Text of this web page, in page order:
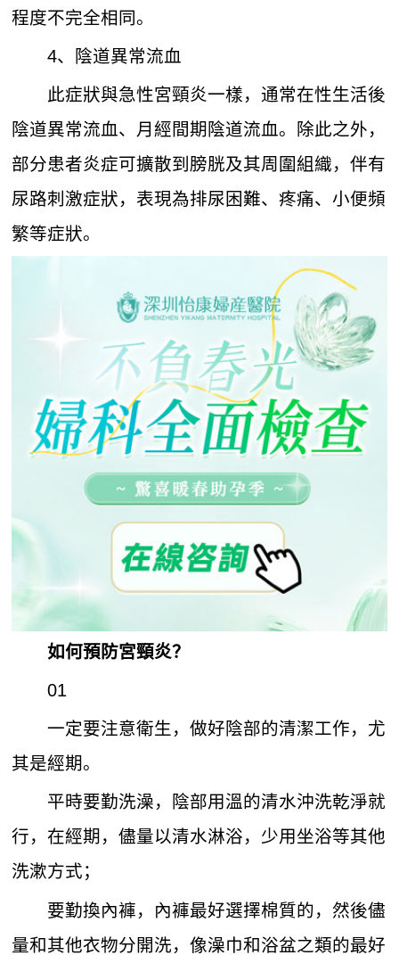
程度不完全相同。
4、陰道異常流血
此症狀與急性宮頸炎一樣，通常在性生活後
陰道異常流血、月經間期陰道流血。除此之外，
部分患者炎症可擴散到膀胱及其周圍組織，伴有
尿路刺激症狀，表現為排尿困難、疼痛、小便頻
繁等症狀。
如何預防宮頸炎？
01
一定要注意衛生，做好陰部的清潔工作，尤
其是經期。
平時要勤洗澡，陰部用溫的清水沖洗乾淨就
行，在經期，儘量以清水淋浴，少用坐浴等其他
洗漱方式；
要勤換內褲，內褲最好選擇棉質的，然後儘
量和其他衣物分開洗，像澡巾和浴盆之類的最好